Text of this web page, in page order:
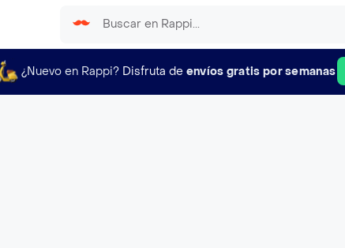
¿Nuevo en Rappi? Disfruta de envíos gratis por semanas